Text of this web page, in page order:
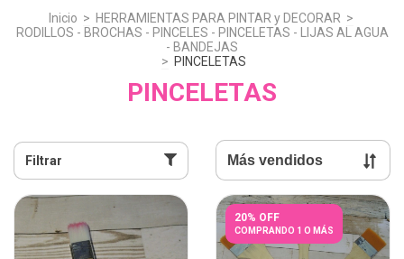
Inicio > HERRAMIENTAS PARA PINTAR y DECORAR >
RODILLOS - BROCHAS - PINCELES - PINCELETAS - LIJAS AL AGUA
- BANDEJAS
> PINCELETAS
PINCELETAS
Filtrar
20% OFF
COMPRANDO 1 O MÁS